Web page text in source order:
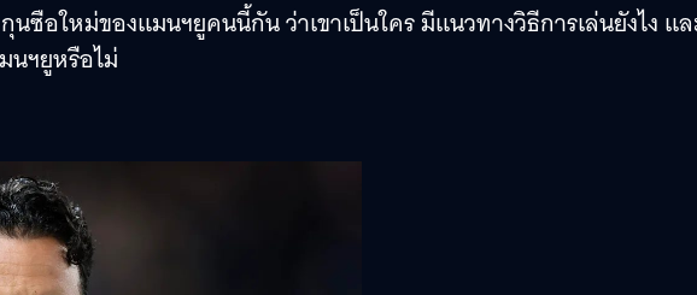
ซือใหม่ของแมนฯยูคนนี้กัน ว่าเขาเป็นใคร มีแนวทางวิธีการเล่นยังไง แ
นฯยูหรือไม่